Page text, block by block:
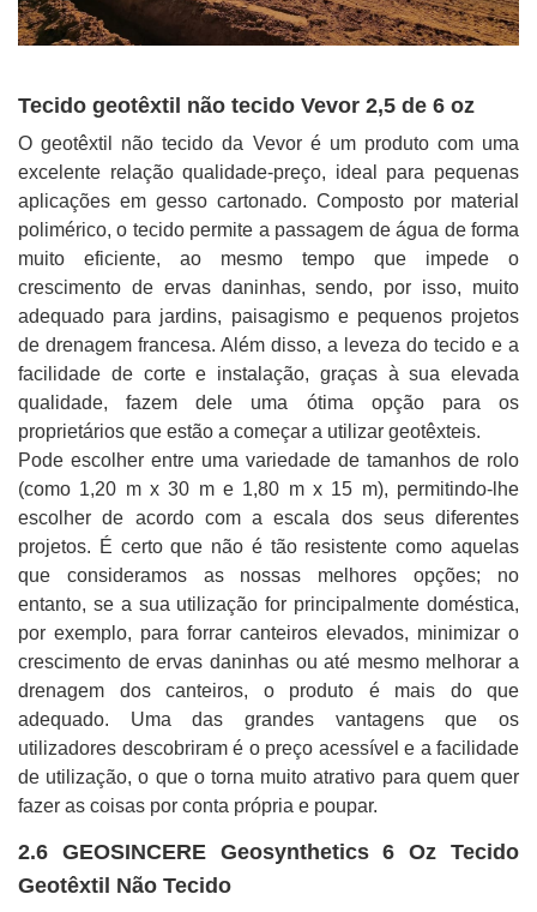
Tecido geotêxtil não tecido Vevor 2,5 de 6 oz
O geotêxtil não tecido da Vevor é um produto com uma
excelente relação qualidade-preço, ideal para pequenas
aplicações em gesso cartonado. Composto por material
polimérico, o tecido permite a passagem de água de forma
muito eficiente, ao mesmo tempo que impede o
crescimento de ervas daninhas, sendo, por isso, muito
adequado para jardins, paisagismo e pequenos projetos
de drenagem francesa. Além disso, a leveza do tecido e a
facilidade de corte e instalação, graças à sua elevada
qualidade, fazem dele uma ótima opção para os
proprietários que estão a começar a utilizar geotêxteis.
Pode escolher entre uma variedade de tamanhos de rolo
(como 1,20 m x 30 m e 1,80 m x 15 m), permitindo-lhe
escolher de acordo com a escala dos seus diferentes
projetos. É certo que não é tão resistente como aquelas
que consideramos as nossas melhores opções; no
entanto, se a sua utilização for principalmente doméstica,
por exemplo, para forrar canteiros elevados, minimizar o
crescimento de ervas daninhas ou até mesmo melhorar a
drenagem dos canteiros, o produto é mais do que
adequado. Uma das grandes vantagens que os
utilizadores descobriram é o preço acessível e a facilidade
de utilização, o que o torna muito atrativo para quem quer
fazer as coisas por conta própria e poupar.
2.6 GEOSINCERE Geosynthetics 6 Oz Tecido
Geotêxtil Não Tecido